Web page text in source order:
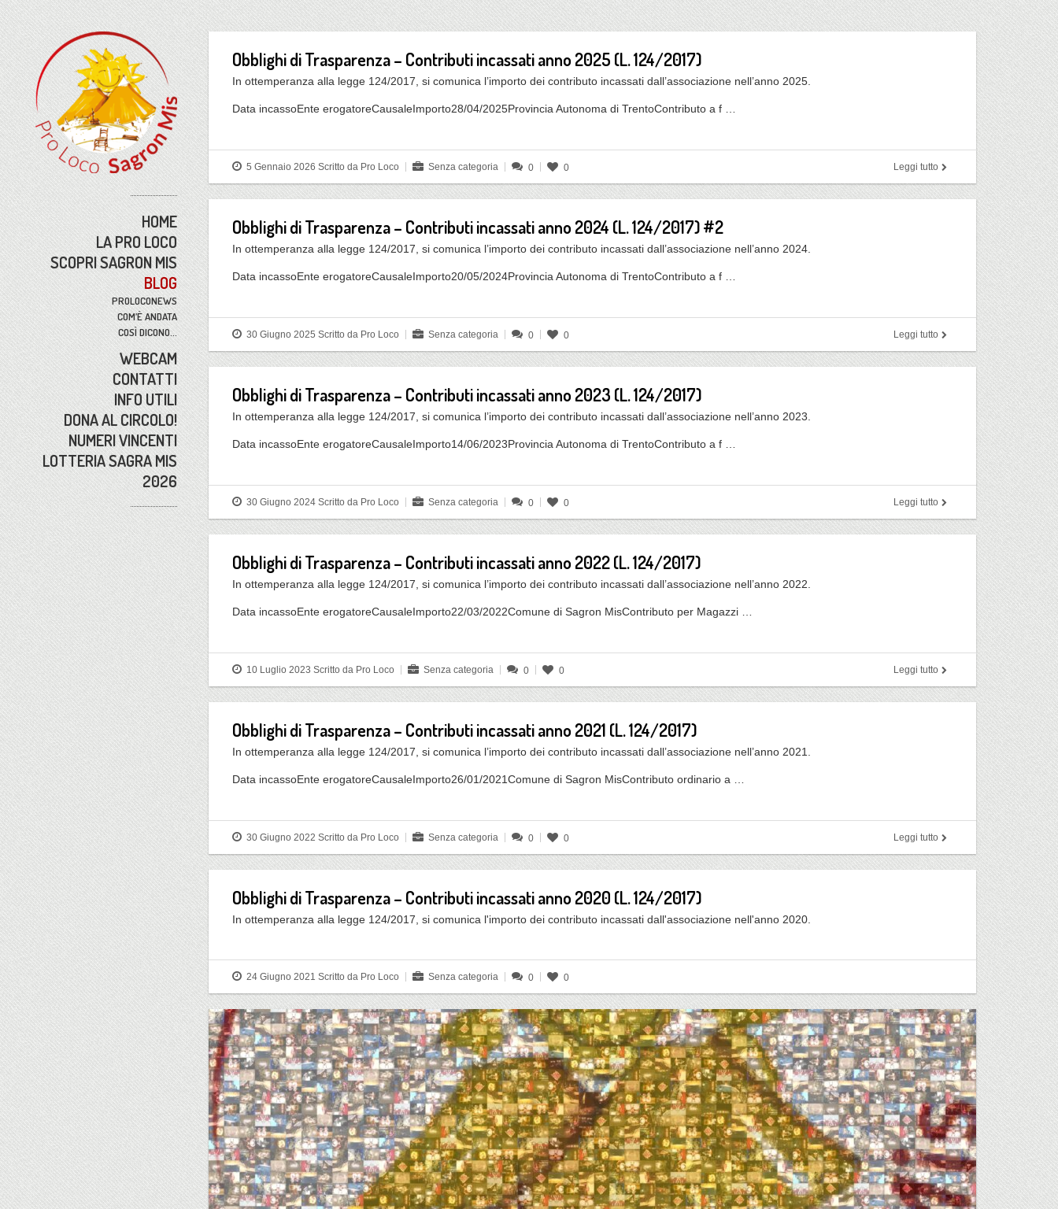
HOME
LA PRO LOCO
SCOPRI SAGRON MIS
BLOG
PROLOCONEWS
COM’È ANDATA
COSÌ DICONO…
WEBCAM
CONTATTI
INFO UTILI
DONA AL CIRCOLO!
NUMERI VINCENTI
LOTTERIA SAGRA MIS
2026
Obblighi di Trasparenza – Contributi incassati anno 2025 (L. 124/2017)
In ottemperanza alla legge 124/2017, si comunica l’importo dei contributo incassati dall’associazione nell’anno 2025.
Data incassoEnte erogatoreCausaleImporto28/04/2025Provincia Autonoma di TrentoContributo a f …
5 Gennaio 2026 Scritto da Pro Loco Senza categoria 0 0 Leggi tutto
Obblighi di Trasparenza – Contributi incassati anno 2024 (L. 124/2017) #2
In ottemperanza alla legge 124/2017, si comunica l’importo dei contributo incassati dall’associazione nell’anno 2024.
Data incassoEnte erogatoreCausaleImporto20/05/2024Provincia Autonoma di TrentoContributo a f …
30 Giugno 2025 Scritto da Pro Loco Senza categoria 0 0 Leggi tutto
Obblighi di Trasparenza – Contributi incassati anno 2023 (L. 124/2017)
In ottemperanza alla legge 124/2017, si comunica l’importo dei contributo incassati dall’associazione nell’anno 2023.
Data incassoEnte erogatoreCausaleImporto14/06/2023Provincia Autonoma di TrentoContributo a f …
30 Giugno 2024 Scritto da Pro Loco Senza categoria 0 0 Leggi tutto
Obblighi di Trasparenza – Contributi incassati anno 2022 (L. 124/2017)
In ottemperanza alla legge 124/2017, si comunica l’importo dei contributo incassati dall’associazione nell’anno 2022.
Data incassoEnte erogatoreCausaleImporto22/03/2022Comune di Sagron MisContributo per Magazzi …
10 Luglio 2023 Scritto da Pro Loco Senza categoria 0 0 Leggi tutto
Obblighi di Trasparenza – Contributi incassati anno 2021 (L. 124/2017)
In ottemperanza alla legge 124/2017, si comunica l’importo dei contributo incassati dall’associazione nell’anno 2021.
Data incassoEnte erogatoreCausaleImporto26/01/2021Comune di Sagron MisContributo ordinario a …
30 Giugno 2022 Scritto da Pro Loco Senza categoria 0 0 Leggi tutto
Obblighi di Trasparenza – Contributi incassati anno 2020 (L. 124/2017)
In ottemperanza alla legge 124/2017, si comunica l'importo dei contributo incassati dall'associazione nell'anno 2020.
24 Giugno 2021 Scritto da Pro Loco Senza categoria 0 0